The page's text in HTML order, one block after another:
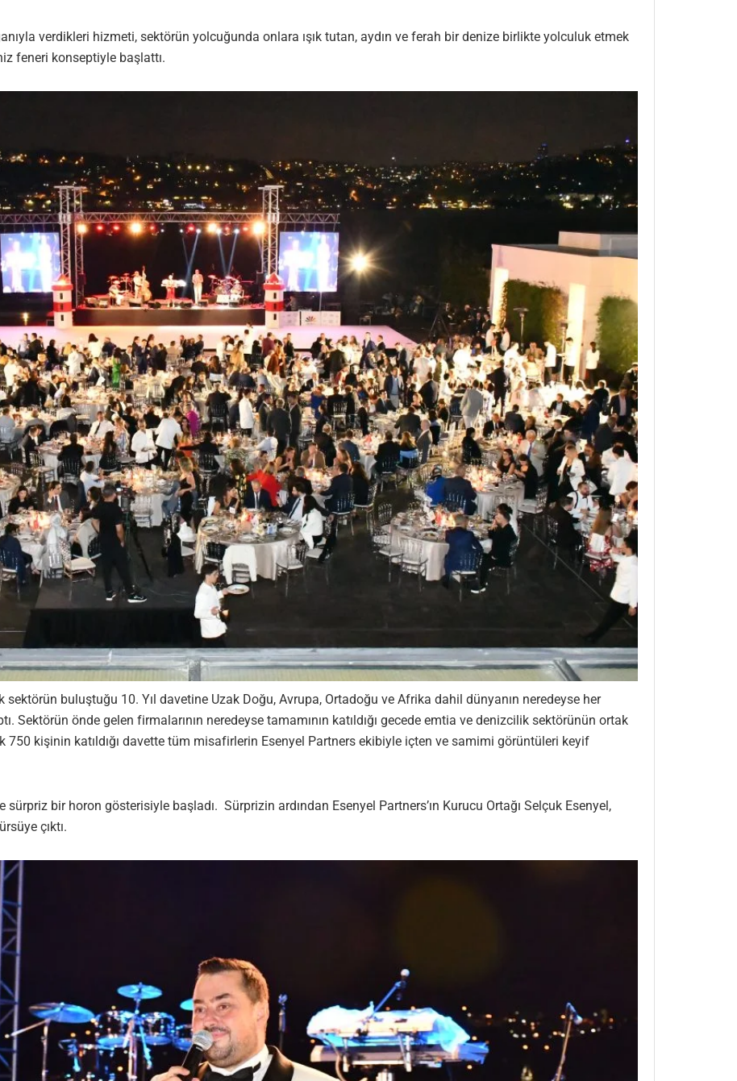
verdikleri hizmeti, sektörün yolcuğunda onlara ışık tutan, aydın ve ferah bir denize birlikte yolculuk etmek
feneri konseptiyle başlattı.
buluştuğu 10. Yıl davetine Uzak Doğu, Avrupa, Ortadoğu ve Afrika dahil dünyanın neredeyse her
Sektörün önde gelen firmalarının neredeyse tamamının katıldığı gecede emtia ve denizcilik sektörünün ortak
750 kişinin katıldığı davette tüm misafirlerin Esenyel Partners ekibiyle içten ve samimi görüntüleri keyif
sürpriz bir horon gösterisiyle başladı. Sürprizin ardından Esenyel Partners’ın Kurucu Ortağı Selçuk Esenyel,
çıktı.